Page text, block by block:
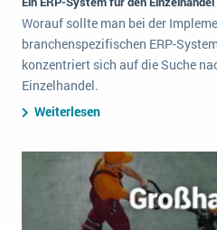
Worauf sollte man bei der
branchenspezifischen ERP-
konzentriert sich auf die Suche
Einzelhandel.
Weiterlesen